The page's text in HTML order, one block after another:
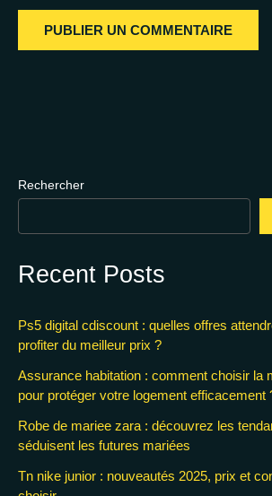
Rechercher
Recent Posts
Ps5 digital cdiscount : quelles offres
profiter du meilleur prix ?
Assurance habitation : comment choisir la
pour protéger votre logement efficacement
Robe de mariee zara : découvrez les
séduisent les futures mariées
Tn nike junior : nouveautés 2025, prix et